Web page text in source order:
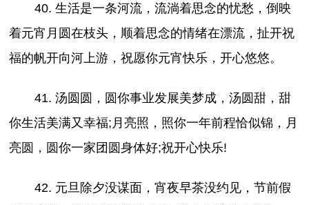
40. 生活是一条河流，流淌着思念的忧愁，倒映
着元宵月圆在枝头，顺着思念的情绪在漂流，扯开祝
福的帆开向河上游，祝愿你元宵快乐，开心悠悠。
41. 汤圆圆，圆你事业发展美梦成，汤圆甜，甜
你生活美满又幸福;月亮照，照你一年前程恰似锦，月
亮圆，圆你一家团圆身体好;祝开心快乐!
42. 元旦除夕没谋面，宵夜早茶没约见，节前假